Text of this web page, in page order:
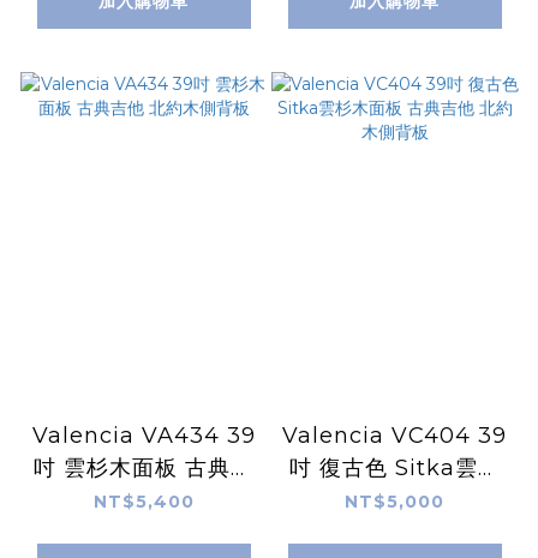
Tim Henson 限量簽
Valencia VA434 39
吋 雲杉木面板 古典吉
他 北約木側背板
NT$5,400
Valencia VC404 39
吋 復古色 Sitka雲杉
木面板 古典吉他 北約
NT$5,000